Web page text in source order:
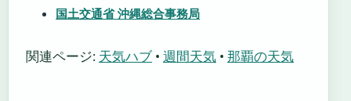
国土交通省 沖縄総合事務局
関連ページ: 天気ハブ• 週間天気 • 那覇の天気